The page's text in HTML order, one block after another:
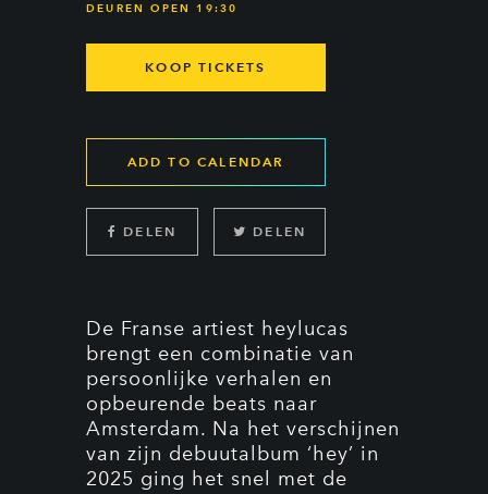
DEUREN OPEN 19:30
KOOP TICKETS
ADD TO CALENDAR
DELEN DELEN
De Franse artiest heylucas
brengt een combinatie van
persoonlijke verhalen en
opbeurende beats naar
Amsterdam. Na het verschijnen
van zijn debuutalbum ‘hey’ in
2025 ging het snel met de